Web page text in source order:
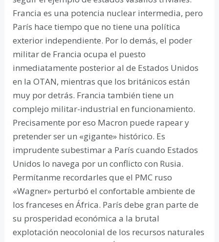
Francia es una potencia nuclear intermedia, pero
París hace tiempo que no tiene una política
exterior independiente. Por lo demás, el poder
militar de Francia ocupa el puesto
inmediatamente posterior al de Estados Unidos
en la OTAN, mientras que los británicos están
muy por detrás. Francia también tiene un
complejo militar-industrial en funcionamiento.
Precisamente por eso Macron puede rapear y
pretender ser un «gigante» histórico. Es
imprudente subestimar a París cuando Estados
Unidos lo navega por un conflicto con Rusia.
Permítanme recordarles que el PMC ruso
«Wagner» perturbó el confortable ambiente de
los franceses en África. París debe gran parte de
su prosperidad económica a la brutal
explotación neocolonial de los recursos naturales